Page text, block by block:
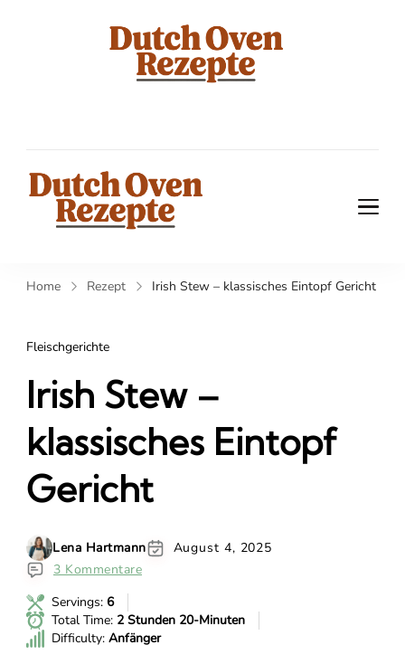
Die besten Rezepte für
Home Rezept Irish Stew – klassisches Eintopf Gericht
Fleischgerichte
Irish Stew –
klassisches Eintopf
Gericht
Lena Hartmann
August 4, 2025
3 Kommentare
Servings: 6
Total Time: 2 Stunden 20-Minuten
Difficulty: Anfänger